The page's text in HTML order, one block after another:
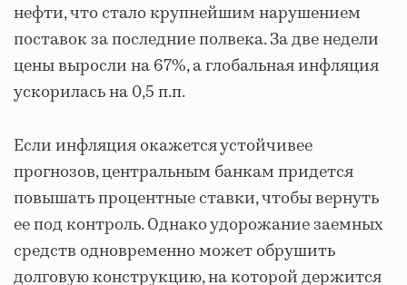
нефти, что стало крупнейшим нарушением
поставок за последние полвека. За две недели
цены выросли на 67%, а глобальная инфляция
ускорилась на 0,5 п.п.
Если инфляция окажется устойчивее
прогнозов, центральным банкам придется
повышать процентные ставки, чтобы вернуть
ее под контроль. Однако удорожание заемных
средств одновременно может обрушить
долговую конструкцию, на которой держится